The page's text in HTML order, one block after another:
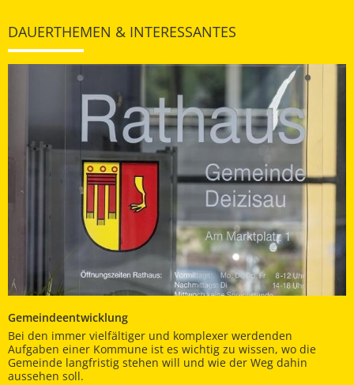
DAUERTHEMEN & INTERESSANTES
Gemeindeentwicklung
Bei den immer vielfältiger und komplexer werdenden
Aufgaben einer Kommune ist es wichtig zu wissen, wo die
Gemeinde langfristig stehen will und wie der Weg dahin
aussehen soll.